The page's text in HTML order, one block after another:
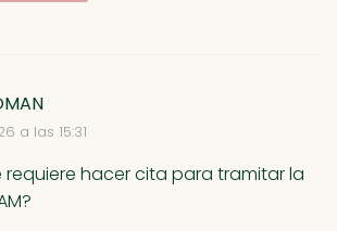
a las 15:31
requiere hacer cita para tramitar la